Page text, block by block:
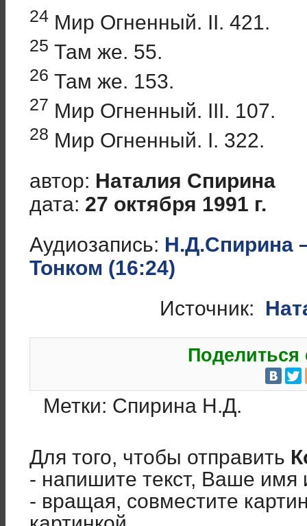
24 Мир Огненный. II. 421.
25 Там же. 55.
26 Там же. 153.
27 Мир Огненный. III. 107.
28 Мир Огненный. I. 322.
автор: Наталия Спирина
дата: 27 октября 1991 г.
Аудиозапись: Н.Д.Спирина
Тонком (16:24)
Источник:
Поделиться
Метки: Спирина Н.Д.
Для того, чтобы отправить
- напишите текст, Ваше имя
- вращая, совместите